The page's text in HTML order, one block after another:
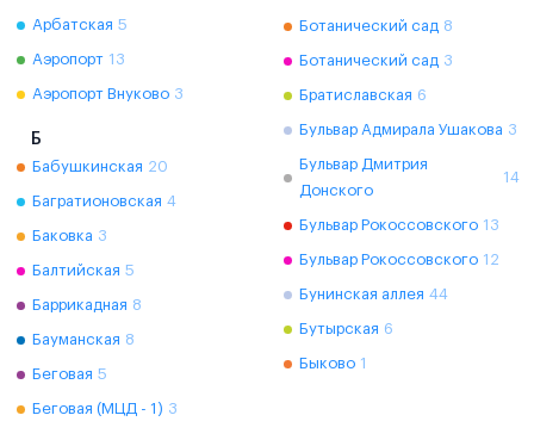
Арбатская 5
Аэропорт 13
Аэропорт Внуково 3
Б
Бабушкинская 20
Багратионовская 4
Баковка 3
Балтийская 5
Баррикадная 8
Бауманская 8
Беговая 5
Беговая (МЦД - 1) 3
Ботанический сад 8
Ботанический сад 3
Братиславская 6
Бульвар Адмирала Ушакова 3
Бульвар Дмитрия
Донского
14
Бульвар Рокоссовского 13
Бульвар Рокоссовского 12
Бунинская аллея 44
Бутырская 6
Быково 1